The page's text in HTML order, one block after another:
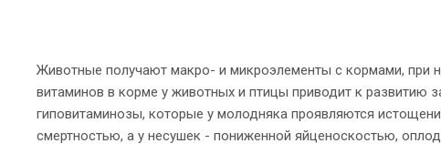
Животные получают макро- и микроэлементы с кормами, при
витаминов в корме у животных и птицы приводит к развитию
гиповитаминозы, которые у молодняка проявляются
смертностью, а у несушек - пониженной яйценоскостью,